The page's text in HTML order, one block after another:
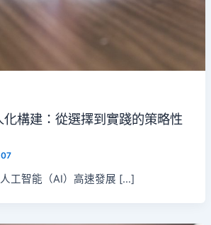
構建：從選擇到實踐的策略性
工智能（AI）高速發展 […]